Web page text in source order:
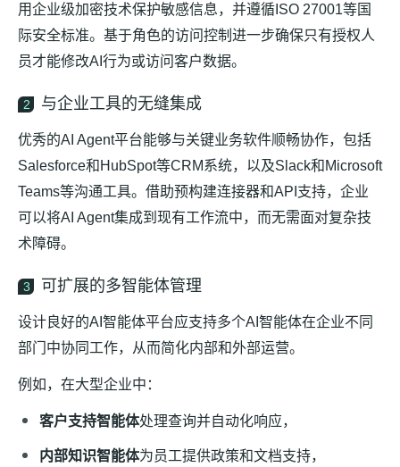
用企业级加密技术保护敏感信息，并遵循ISO 27001等国
际安全标准。基于角色的访问控制进一步确保只有授权人
员才能修改AI行为或访问客户数据。
2 与企业工具的无缝集成
优秀的AI Agent平台能够与关键业务软件顺畅协作，包括
Salesforce和HubSpot等CRM系统，以及Slack和Microsoft
Teams等沟通工具。借助预构建连接器和API支持，企业
可以将AI Agent集成到现有工作流中，而无需面对复杂技
术障碍。
3 可扩展的多智能体管理
设计良好的AI智能体平台应支持多个AI智能体在企业不同
部门中协同工作，从而简化内部和外部运营。
例如，在大型企业中：
客户支持智能体处理查询并自动化响应，
内部知识智能体为员工提供政策和文档支持，